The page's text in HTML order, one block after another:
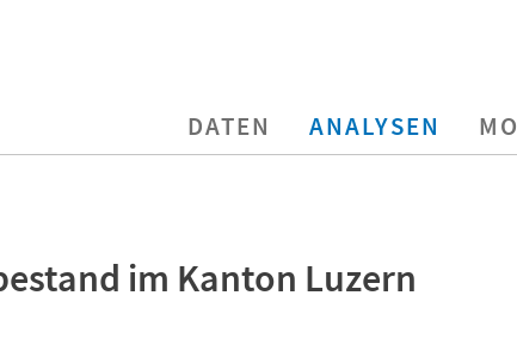
DATEN ANALYSEN
im Kanton Luzern